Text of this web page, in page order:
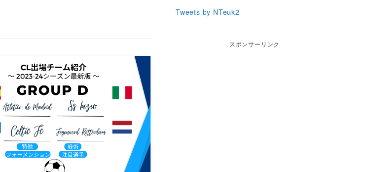
Tweets by NTeuk2
スポンサーリンク